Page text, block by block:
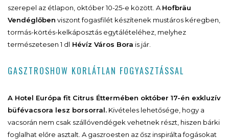
szerepel az étlapon, október 10-25-e között. A Hofbräu
Vendéglőben viszont fogasfilét készítenek mustáros kéregben,
tormás-körtés-kelkáposztás egytálételéhez, melyhez
természetesen 1 dl Hévíz Város Bora is jár.
GASZTROSHOW KORLÁTLAN FOGYASZTÁSSAL
A Hotel Európa fit Citrus Éttermében október 17-én exkluzív
büfévacsora lesz borsorral. Kivételes lehetősége, hogy a
vacsorán nem csak szállóvendégek vehetnek részt, hiszen bárki
foglalhat előre asztalt. A gaszroesten az ősz inspirálta fogásokat